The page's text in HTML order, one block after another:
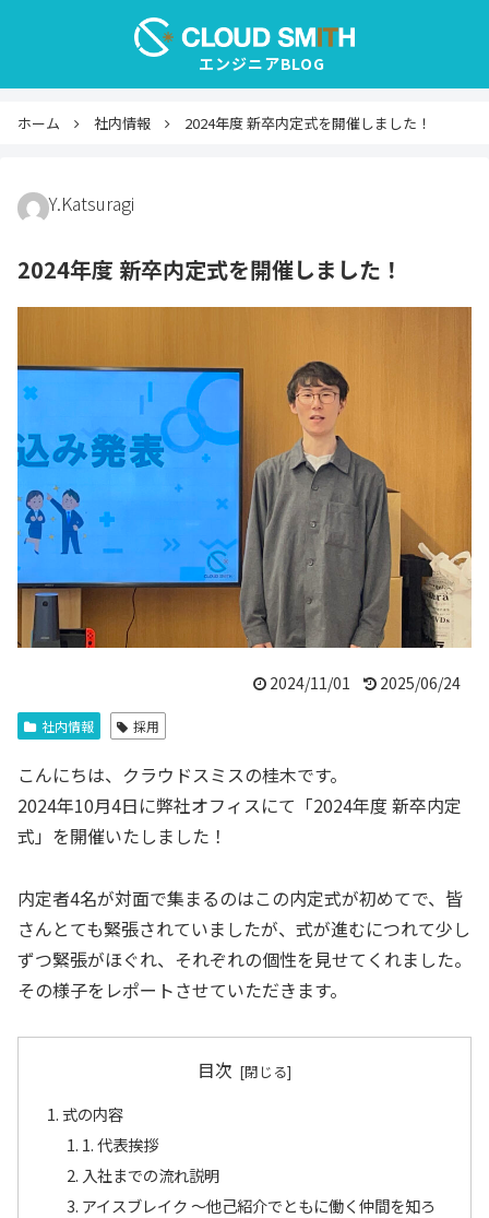
ホーム 社内情報 2024年度 新卒内定式を開催しました！
Y.Katsuragi
2024年度 新卒内定式を開催しました！
2024/11/01 2025/06/24
社内情報 採用
こんにちは、クラウドスミスの桂木です。
2024年10月4日に弊社オフィスにて「2024年度 新卒内定
式」を開催いたしました！
内定者4名が対面で集まるのはこの内定式が初めてで、皆
さんとても緊張されていましたが、式が進むにつれて少し
ずつ緊張がほぐれ、それぞれの個性を見せてくれました。
その様子をレポートさせていただきます。
目次
式の内容
1. 代表挨拶
入社までの流れ説明
アイスブレイク 〜他己紹介でともに働く仲間を知ろ